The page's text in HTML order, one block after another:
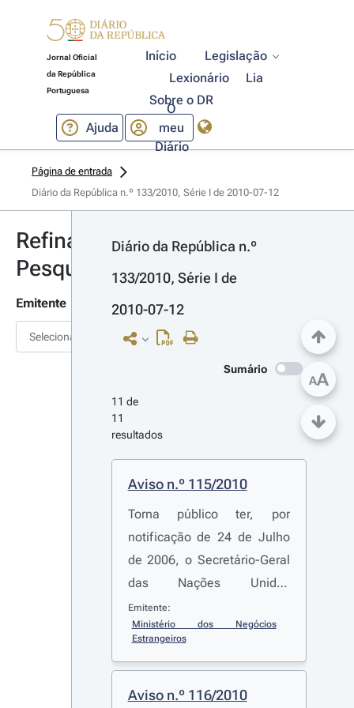
Jornal Oficial
da República
Portuguesa
Início
Legislação
Lexionário
Lia
Sobre o DR
Ajuda
O
meu
Diário
Página de entrada
Diário da República n.º 133/2010, Série I de 2010-07-12
Refinar
Pesquisa
Emitente
Selecionar
Diário da República n.º
133/2010, Série I de
2010-07-12
Sumário
11 de
11
resultados
Aviso n.º 115/2010
Torna público ter, por
notificação de 24 de Julho
de 2006, o Secretário-Geral
das Nações Unidas
comunicado ter a República
da Moldávia aderido à
de Alimentos no
Estrangeiro, adoptada em
Emitente:
Ministério dos Negócios
Estrangeiros
Aviso n.º 116/2010
AA